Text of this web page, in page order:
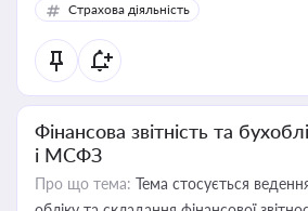
Страхова діяльність
Фінансова звітність та
і МСФЗ
Про що тема: Тема стосується